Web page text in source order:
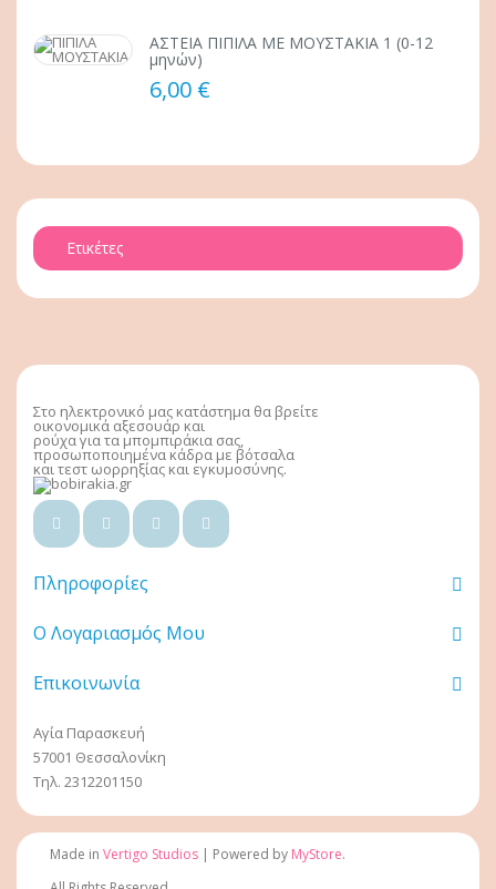
ΑΣΤΕΙΑ ΠΙΠΙΛΑ ΜΕ ΜΟΥΣΤΑΚΙΑ 1 (0-12
μηνών)
6,00 €
Ετικέτες
Στο ηλεκτρονικό μας κατάστημα θα βρείτε
οικονομικά αξεσουάρ και
ρούχα για τα μπομπιράκια σας,
προσωποποιημένα κάδρα με βότσαλα
και τεστ ωορρηξίας και εγκυμοσύνης.
Πληροφορίες
Ο Λογαριασμός Μου
Επικοινωνία
Αγία Παρασκευή
57001 Θεσσαλονίκη
Τηλ. 2312201150
Made in Vertigo Studios | Powered by MyStore.